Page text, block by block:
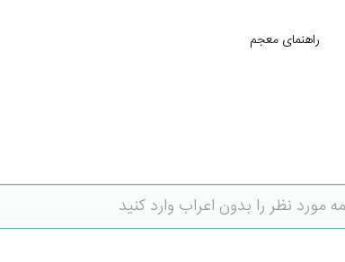
راهنمای معجم